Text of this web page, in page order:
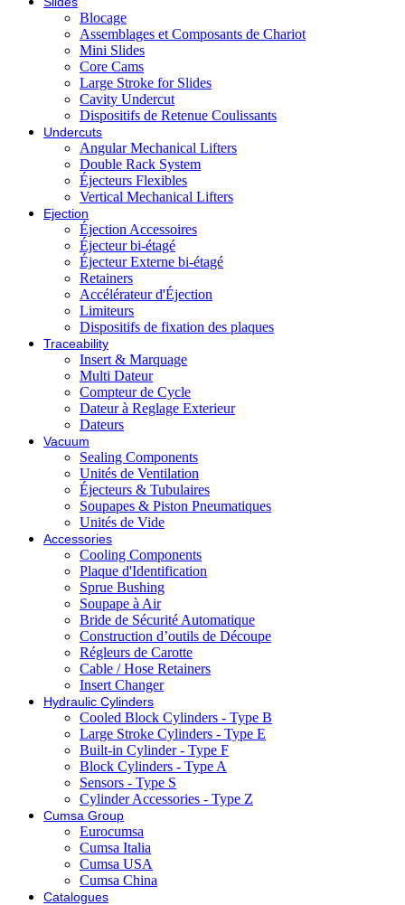
Blocage
Assemblages et Composants de Chariot
Mini Slides
Core Cams
Large Stroke for Slides
Cavity Undercut
Dispositifs de Retenue Coulissants
Undercuts
Angular Mechanical Lifters
Double Rack System
Éjecteurs Flexibles
Vertical Mechanical Lifters
Ejection
Éjection Accessoires
Éjecteur bi-étagé
Éjecteur Externe bi-étagé
Retainers
Accélérateur d'Éjection
Limiteurs
Dispositifs de fixation des plaques
Traceability
Insert & Marquage
Multi Dateur
Compteur de Cycle
Dateur à Reglage Exterieur
Dateurs
Vacuum
Sealing Components
Unités de Ventilation
Éjecteurs & Tubulaires
Soupapes & Piston Pneumatiques
Unités de Vide
Accessories
Cooling Components
Plaque d'Identification
Sprue Bushing
Soupape à Air
Bride de Sécurité Automatique
Construction d’outils de Découpe
Régleurs de Carotte
Cable / Hose Retainers
Insert Changer
Hydraulic Cylinders
Cooled Block Cylinders - Type B
Large Stroke Cylinders - Type E
Built-in Cylinder - Type F
Block Cylinders - Type A
Sensors - Type S
Cylinder Accessories - Type Z
Cumsa Group
Eurocumsa
Cumsa Italia
Cumsa USA
Cumsa China
Catalogues